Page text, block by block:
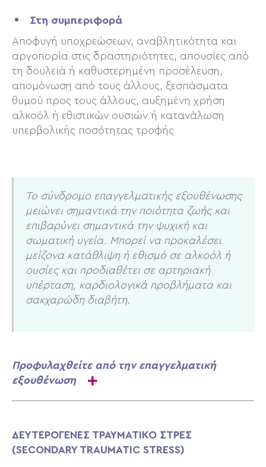
Στη συμπεριφορά
Αποφυγή υποχρεώσεων, αναβλητικότητα και
αργοπορία στις δραστηριότητες, απουσίες από
τη δουλειά ή καθυστερημένη προσέλευση,
απομόνωση από τους άλλους, ξεσπάσματα
θυμού προς τους άλλους, αυξημένη χρήση
αλκοόλ ή εθιστικών ουσιών ή κατανάλωση
υπερβολικής ποσότητας τροφής
Το σύνδρομο επαγγελματικής εξουθένωσης
μειώνει σημαντικά την ποιότητα ζωής και
επιβαρύνει σημαντικά την ψυχική και
σωματική υγεία. Μπορεί να προκαλέσει
μείζονα κατάθλιψη ή εθισμό σε αλκοόλ ή
ουσίες και προδιαθέτει σε αρτηριακή
υπέρταση, καρδιολογικά προβλήματα και
σακχαρώδη διαβήτη.
Προφυλαχθείτε από την επαγγελματική
εξουθένωση
ΔΕΥΤΕΡΟΓΕΝΕΣ ΤΡΑΥΜΑΤΙΚΟ ΣΤΡΕΣ
(SECONDARY TRAUMATIC STRESS)